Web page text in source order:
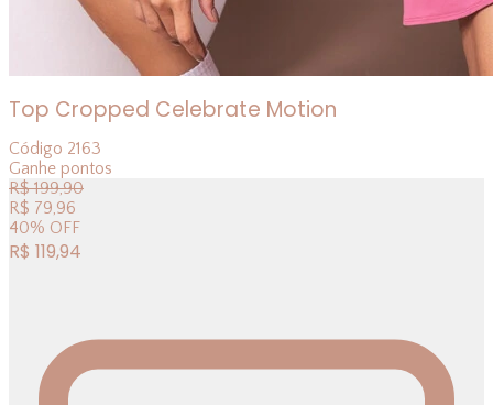
Top Cropped Celebrate Motion
Código 2163
Ganhe pontos
R$199,90
R$ 79,96
40% OFF
R$ 119,94